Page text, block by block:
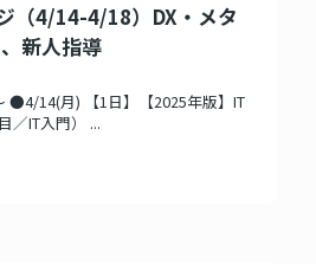
（4/14-4/18）DX・メタ
新人指導
●4/14(月) 【1日】【2025年版】IT
／IT入門） ...